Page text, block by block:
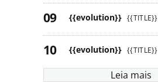
{{evolution}} {{TITLE}}
{{evolution}} {{TITLE}}
Leia mais